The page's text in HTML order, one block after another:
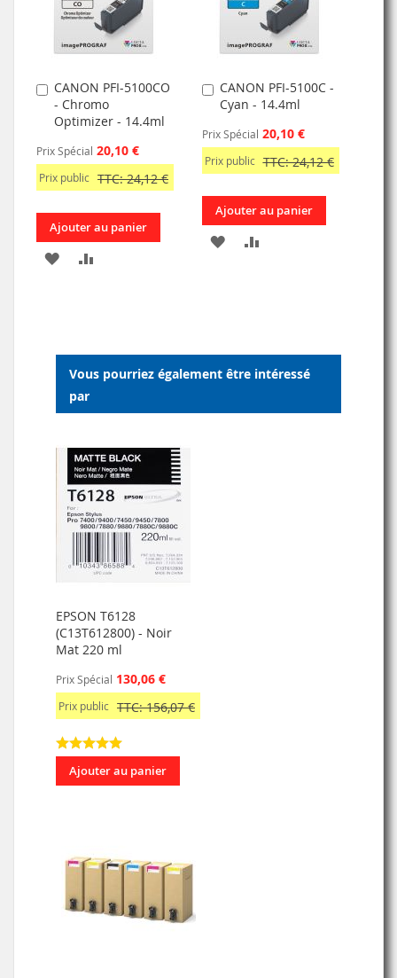
D’ENVIE
D’ENVIE
CANON PFI-5100CO
- Chromo
Optimizer - 14.4ml
Prix Spécial 20,10 €
Prix public TTC: 24,12 €
Ajouter
au
panier
Ajouter au panier
AJOUTER
D’ENVIE
CANON PFI-5100C -
Cyan - 14.4ml
Prix Spécial 20,10 €
Prix public TTC: 24,12 €
Ajouter
au
Ajouter au panier
AJOUTER
Vous pourriez également être intéressé
par
EPSON T6128
(C13T612800) - Noir
Mat 220 ml
Prix Spécial 130,06 €
Prix public TTC: 156,07 €
Ajouter au panier